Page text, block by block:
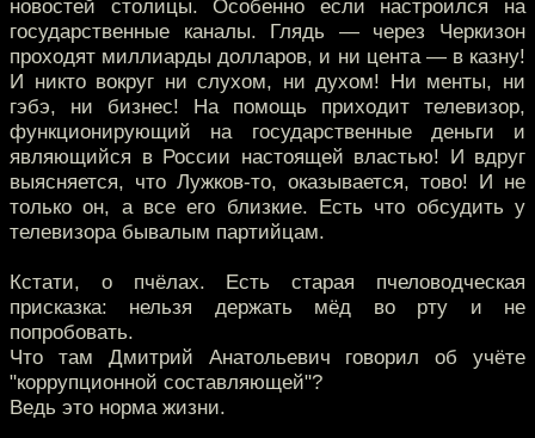
новостей столицы. Особенно если настроился на
государственные каналы. Глядь — через Черкизон
проходят миллиарды долларов, и ни цента — в казну!
И никто вокруг ни слухом, ни духом! Ни менты, ни
гэбэ, ни бизнес! На помощь приходит телевизор,
функционирующий на государственные деньги и
являющийся в России настоящей властью! И вдруг
выясняется, что Лужков-то, оказывается, тово! И не
только он, а все его близкие. Есть что обсудить у
телевизора бывалым партийцам.
Кстати, о пчёлах. Есть старая пчеловодческая
присказка: нельзя держать мёд во рту и не
попробовать.
Что там Дмитрий Анатольевич говорил об учёте
"коррупционной составляющей"?
Ведь это норма жизни.